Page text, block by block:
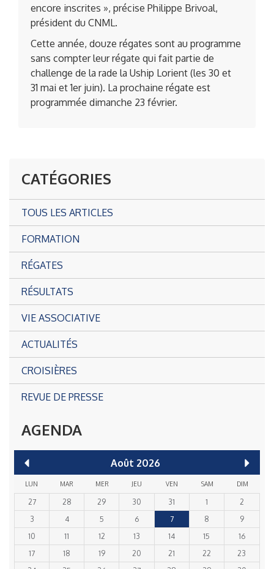
encore inscrites », précise Philippe Brivoal,
président du CNML.
Cette année, douze régates sont au programme
sans compter leur régate qui fait partie de
challenge de la rade la Uship Lorient (les 30 et
31 mai et 1er juin). La prochaine régate est
programmée dimanche 23 février.
CATÉGORIES
TOUS LES ARTICLES
FORMATION
RÉGATES
RÉSULTATS
VIE ASSOCIATIVE
ACTUALITÉS
CROISIÈRES
REVUE DE PRESSE
AGENDA
Août 2026
LUN MAR MER JEU VEN SAM DIM
27 28 29 30 31 1
2
3
4 5 6 7 8
9
10
11 12 13 14 15
16
17
18 19 20 21 22
23